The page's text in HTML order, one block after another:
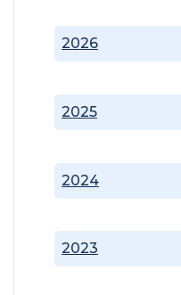
2023
2024
2025
2026